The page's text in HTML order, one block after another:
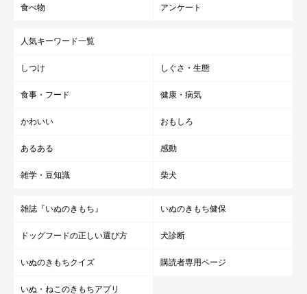
「そのほかの犬種」飼育経験者の声
い、賢い」
「（バーニーズ・マウンテン・ドッグ）表情豊かで、一緒
「（ビアデッド・コリー）2才過ぎてからギュ～っと抱き
食べ物 アンケート
人気キーワード一覧
しつけ しぐさ・生態
食事・フード 健康・病気
かわいい おもしろ
あるある 感動
雑学・豆知識 柴犬
雑誌『いぬのきもち』 いぬのきもち健保
ドッグフードの正しい選び方 犬診断
いぬのきもちクイズ 購読者専用ページ
いぬ・ねこのきもちアプリ